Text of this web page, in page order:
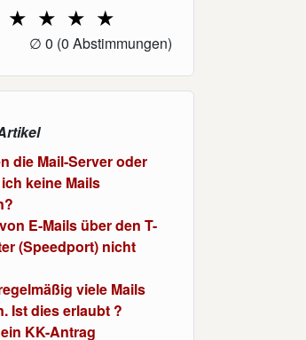
1 Star
★
2 Stars
★
3 Stars
★
4 Stars
★
5 Stars
∅ 0 (0 Abstimmungen)
die Mail-Server oder
keine Mails
E-Mails über den T-
(Speedport) nicht
viele Mails
Ist dies erlaubt ?
KK-Antrag